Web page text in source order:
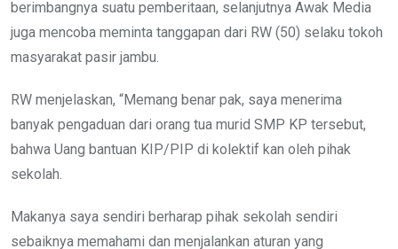
berimbangnya suatu pemberitaan, selanjutnya Awak Media
juga mencoba meminta tanggapan dari RW (50) selaku tokoh
masyarakat pasir jambu.
RW menjelaskan, “Memang benar pak, saya menerima
banyak pengaduan dari orang tua murid SMP KP tersebut,
bahwa Uang bantuan KIP/PIP di kolektif kan oleh pihak
sekolah.
Makanya saya sendiri berharap pihak sekolah sendiri
sebaiknya memahami dan menjalankan aturan yang